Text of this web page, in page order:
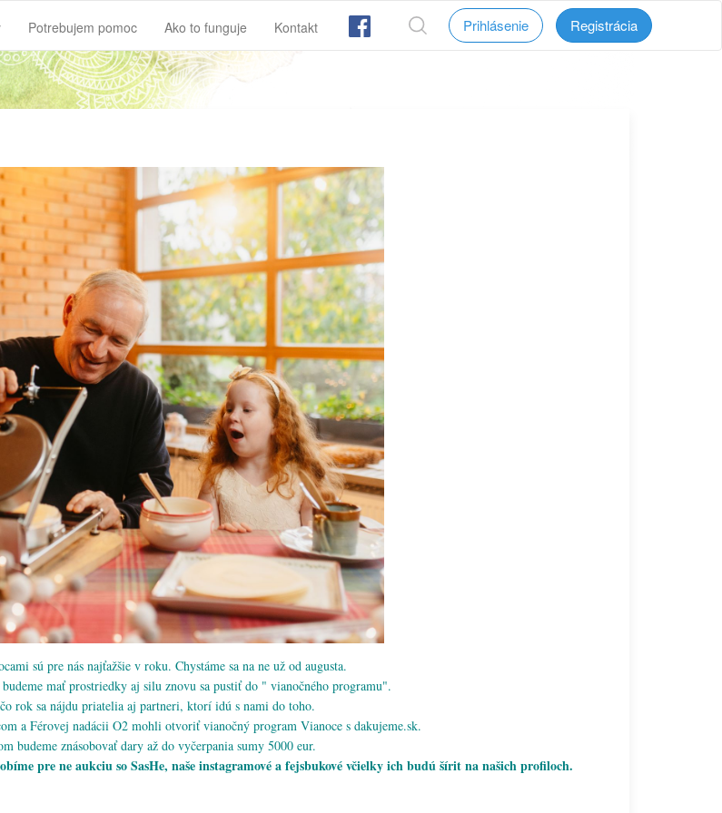
Potrebujem pomoc Ako to funguje Kontakt Prihlásenie Registrácia
sú pre nás najťažšie v roku. Chystáme sa na ne už od augusta.
mať prostriedky aj silu znovu sa pustiť do " vianočného programu".
rok sa nájdu priatelia aj partneri, ktorí idú s nami do toho.
a Férovej nadácii O2 mohli otvoriť vianočný program Vianoce s dakujeme.sk.
budeme znásobovať dary až do vyčerpania sumy 5000 eur.
pre ne aukciu so SasHe, naše instagramové a fejsbukové včielky ich budú šírit na našich profiloch.